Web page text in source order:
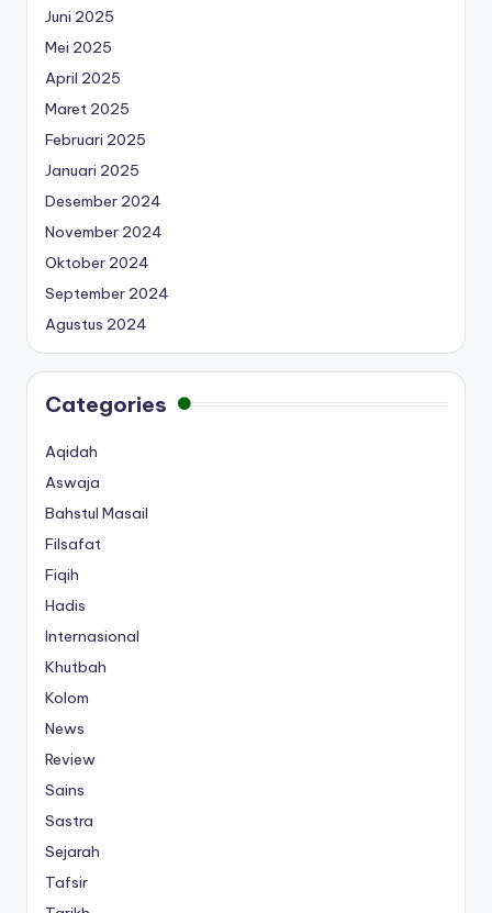
Juni 2025
Mei 2025
April 2025
Maret 2025
Februari 2025
Januari 2025
Desember 2024
November 2024
Oktober 2024
September 2024
Agustus 2024
Categories
Aqidah
Aswaja
Bahstul Masail
Filsafat
Fiqih
Hadis
Internasional
Khutbah
Kolom
News
Review
Sains
Sastra
Sejarah
Tafsir